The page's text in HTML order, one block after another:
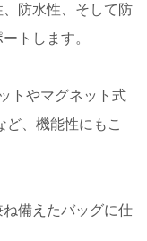
防水性、そして防
トします。
トやマグネット式
、機能性にもこ
備えたバッグに仕